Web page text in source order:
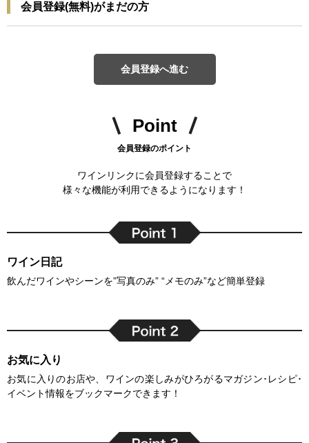
会員登録(無料)がまだの方
会員登録へ進む
Point
会員登録のポイント
ワインリンクに会員登録することで
様々な機能が利用できるようになります！
ワイン日記
飲んだワインやシーンを”写真のみ” “メモのみ”など簡単登録
お気に入り
お気に入りのお店や、ワインの楽しみがひろがるマガジン･レシピ･
イベント情報をブックマークできます！